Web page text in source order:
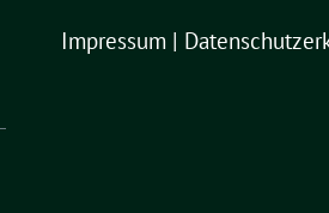
Impressum |